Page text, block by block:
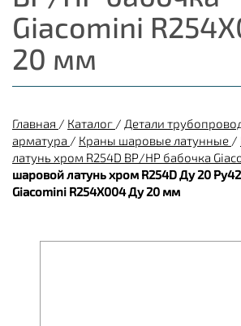
Giacomini
20 мм
Главная / Каталог / Детали
арматура / Краны шаровые латунные /
латунь хром R254D ВР/НР бабочка
шаровой латунь хром R254D Ду 20
Giacomini R254X004 Ду 20 мм